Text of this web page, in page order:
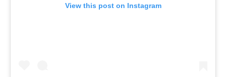
View this post on Instagram